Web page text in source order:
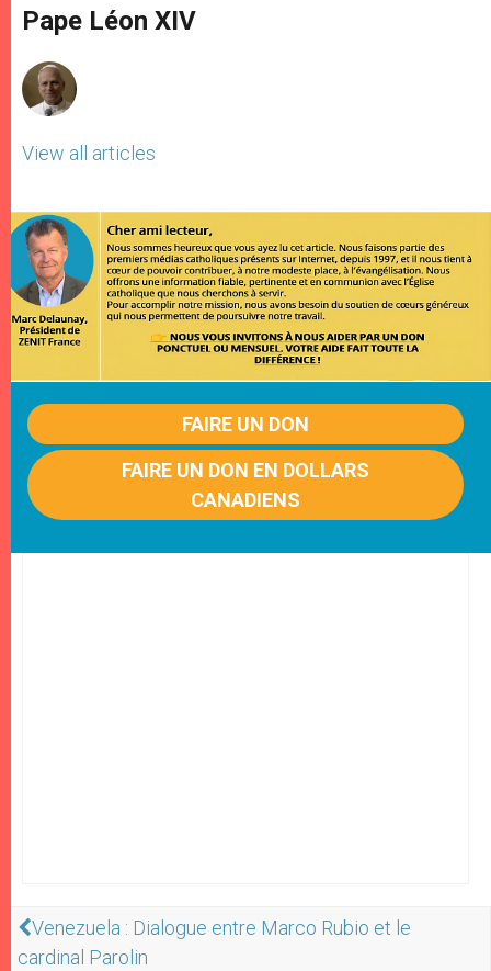
p
p
g
e
o
k
r
Pape Léon XIV
View all articles
FAIRE UN DON
FAIRE UN DON EN DOLLARS
CANADIENS
Venezuela : Dialogue entre Marco Rubio et le
cardinal Parolin